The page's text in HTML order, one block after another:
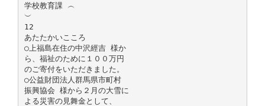
学校教育課 ︵
︶
12
あたたかいこころ
○上福島在住の中沢經吉 様か
ら、福祉のために１００万円
のご寄付をいただきました。
○公益財団法人群馬県市町村
振興協会 様から２月の大雪に
よる災害の見舞金として、